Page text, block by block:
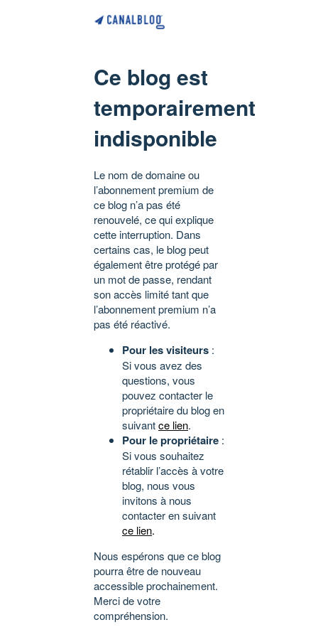
Ce blog est
temporairement
indisponible
Le nom de domaine ou
l’abonnement premium de
ce blog n’a pas été
renouvelé, ce qui explique
cette interruption. Dans
certains cas, le blog peut
également être protégé par
un mot de passe, rendant
son accès limité tant que
l’abonnement premium n’a
pas été réactivé.
Pour les visiteurs :
Si vous avez des
questions, vous
pouvez contacter le
propriétaire du blog en
suivantce lien.
Pour le propriétaire :
Si vous souhaitez
rétablir l’accès à votre
blog, nous vous
invitons à nous
contacter en suivant
ce lien.
Nous espérons que ce blog
pourra être de nouveau
accessible prochainement.
Merci de votre
compréhension.